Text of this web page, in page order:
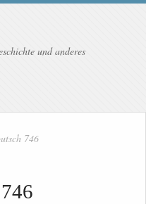
und anderes
746